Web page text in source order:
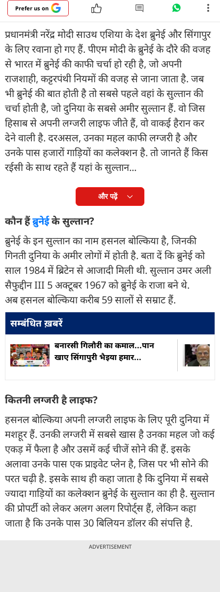
Prefer us on
प्रधानमंत्री नरेंद्र मोदी साउथ एशिया के देश ब्रुनेई और सिंगापुर
के लिए रवाना हो गए हैं. पीएम मोदी के ब्रुनेई के दौरे की वजह
से भारत में ब्रुनेई की काफी चर्चा हो रही है, जो अपनी
राजशाही, कट्टरपंथी नियमों की वजह से जाना जाता है. जब
भी ब्रुनेई की बात होती है तो सबसे पहले वहां के सुल्तान की
चर्चा होती है, जो दुनिया के सबसे अमीर सुल्तान हैं. वो जिस
हिसाब से अपनी लग्जरी लाइफ जीते हैं, वो वाकई हैरान कर
देने वाली है. दरअसल, उनका महल काफी लग्जरी है और
उनके पास हजारों गाड़ियों का कलेक्शन है. तो जानते हैं किस
रईसी के साथ रहते हैं यहां के सुल्तान...
और पढ़ें
कौन हैंब्रुनेईके सुल्तान?
ब्रुनेई के इन सुल्तान का नाम हसनल बोल्किया है, जिनकी
गिनती दुनिया के अमीर लोगों में होती है. बता दें कि ब्रुनेई को
साल 1984 में ब्रिटेन से आजादी मिली थी. सुल्तान उमर अली
सैफुद्दीन III 5 अक्टूबर 1967 को ब्रुनेई के राजा बने थे.
अब हसनल बोल्किया करीब 59 सालों से सम्राट हैं.
सम्बंधित ख़बरें
बनारसी गिलौरी का कमाल...पान
खाए सिंगापुरी भैइया हमार...
कितनी लग्जरी है लाइफ?
हसनल बोल्किया अपनी लग्जरी लाइफ के लिए पूरी दुनिया में
मशहूर हैं. उनकी लग्जरी में सबसे खास है उनका महल जो कई
एकड़ में फैला है और उसमें कई चीजें सोने की हैं. इसके
अलावा उनके पास एक प्राइवेट प्लेन है, जिस पर भी सोने की
परत चढ़ी है. इसके साथ ही कहा जाता है कि दुनिया में सबसे
ज्यादा गाड़ियों का कलेक्शन ब्रुनेई के सुल्तान का ही है. सुल्तान
की प्रोपर्टी को लेकर अलग अलग रिपोर्ट्स हैं, लेकिन कहा
जाता है कि उनके पास 30 बिलियन डॉलर की संपत्ति है.
ADVERTISEMENT